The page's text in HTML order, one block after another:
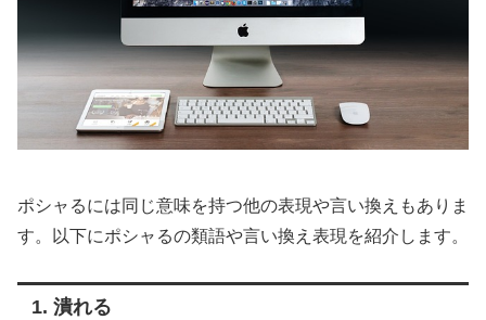
ポシャるには同じ意味を持つ他の表現や言い換えもありま
す。以下にポシャるの類語や言い換え表現を紹介します。
1. 潰れる